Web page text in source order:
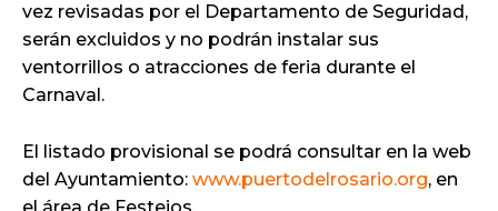
vez revisadas por el Departamento de Seguridad,
serán excluidos y no podrán instalar sus
ventorrillos o atracciones de feria durante el
Carnaval.
El listado provisional se podrá consultar en la web
del Ayuntamiento: www.puertodelrosario.org, en